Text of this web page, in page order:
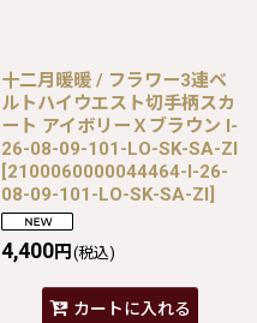
十二月暖暖 / フラワー3連ベ
ルトハイウエスト切手柄スカ
ート アイボリーＸブラウン I-
26-08-09-101-LO-SK-SA-ZI
[2100060000044464-I-26-
08-09-101-LO-SK-SA-ZI]
4,400円 (税込)
カートに入れる